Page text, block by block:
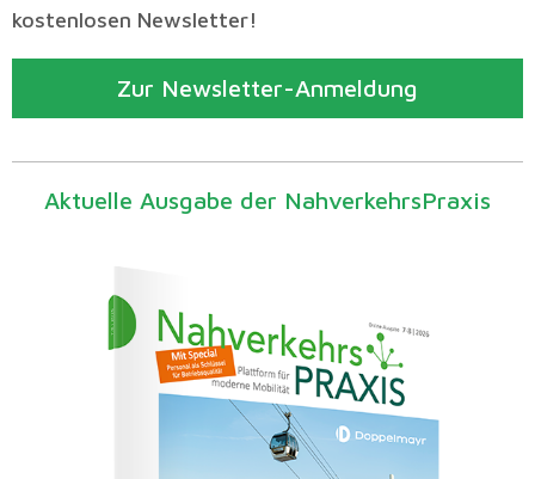
kostenlosen Newsletter!
Zur Newsletter-Anmeldung
Aktuelle Ausgabe der NahverkehrsPraxis